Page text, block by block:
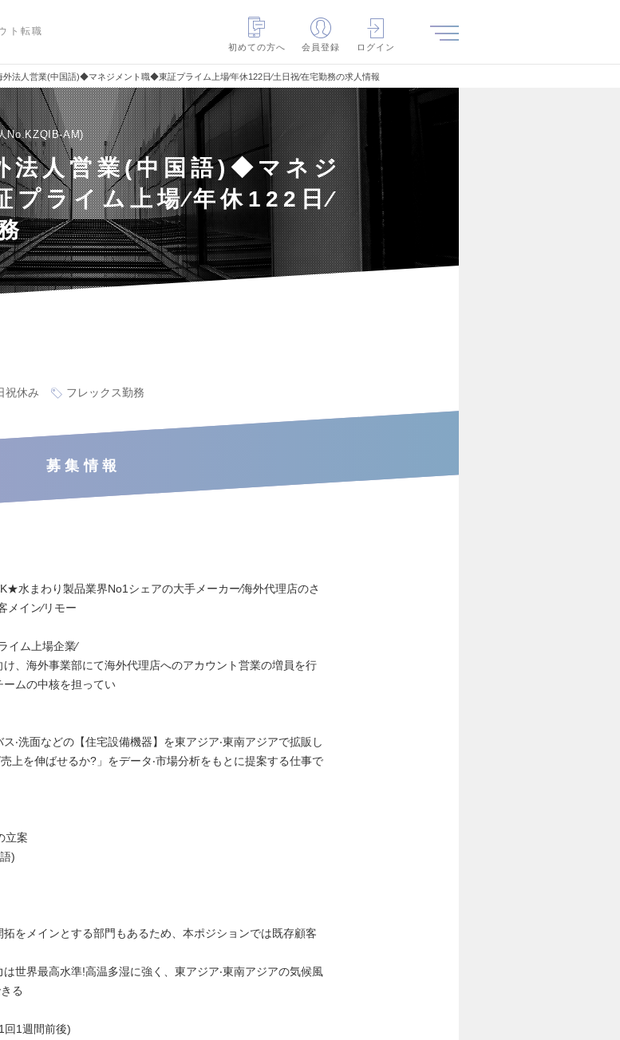
ト転職
初めての方へ
会員登録 ログイン
外法人営業(中国語)◆マネジメント職◆東証プライム上場∕年休122日∕土日祝∕在宅勤務の求人情報
No.KZQIB-AM
法人営業(中国語)◆マネジ
ライム上場∕年休122日∕
祝休み フレックス勤務
募集情報
水まわり製品業界No1シェアの大手メーカー∕海外代理店のさ
メイン∕リモー
イム上場企業∕
、海外事業部にて海外代理店へのアカウント営業の増員を行
ムの中核を担ってい
‧洗面などの【住宅設備機器】を東アジア‧東南アジアで拡販し
上を伸ばせるか?」をデータ‧市場分析をもとに提案する仕事で
立案
)
拓をメインとする部門もあるため、本ポジションでは既存顧客
世界最高水準!高温多湿に強く、東アジア‧東南アジアの気候風
る
1週間前後)